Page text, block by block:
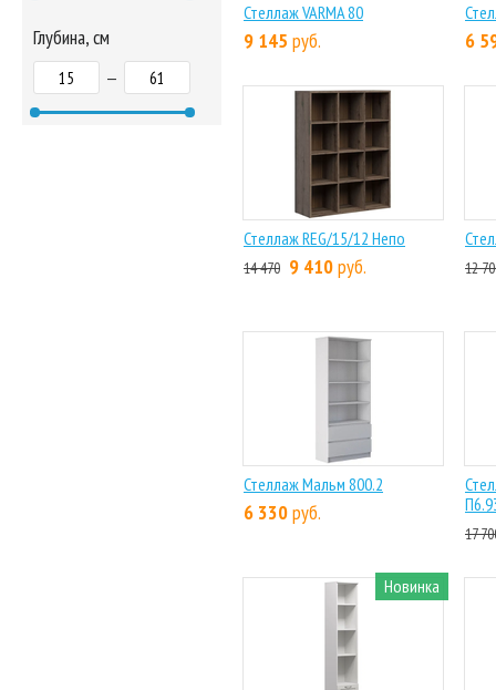
Стеллаж VARMA 80
9 145 руб. 6
Стеллаж REG/15/12 Непо
14 470 9 410руб. 12
Стеллаж Мальм 800.2
6 330руб.
17
Новинка
Глубина, см
—